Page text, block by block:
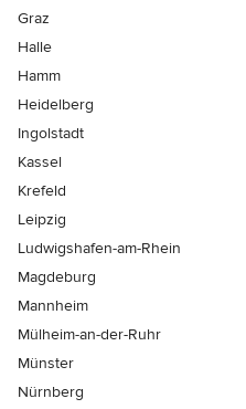
Graz
Halle
Hamm
Heidelberg
Ingolstadt
Kassel
Krefeld
Leipzig
Ludwigshafen-am-Rhein
Magdeburg
Mannheim
Mülheim-an-der-Ruhr
Münster
Nürnberg